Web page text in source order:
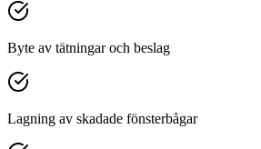
Byte av tätningar och beslag
Lagning av skadade fönsterbågar